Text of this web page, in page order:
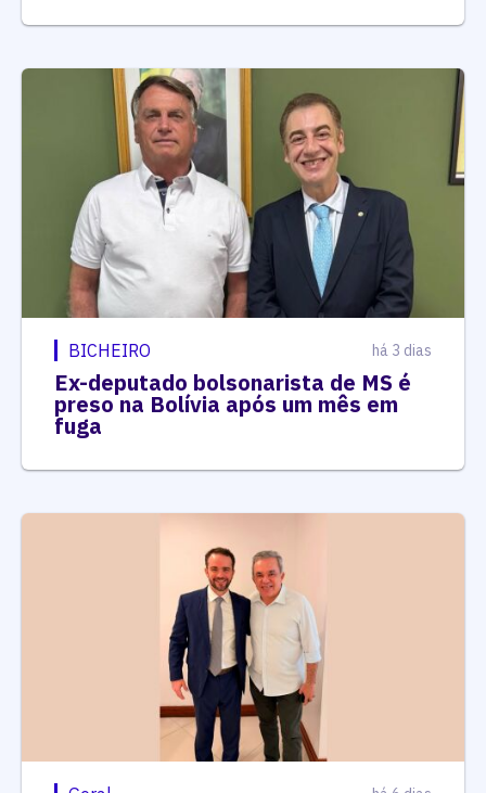
BICHEIRO há 3 dias
Ex-deputado bolsonarista de MS é
preso na Bolívia após um mês em
fuga